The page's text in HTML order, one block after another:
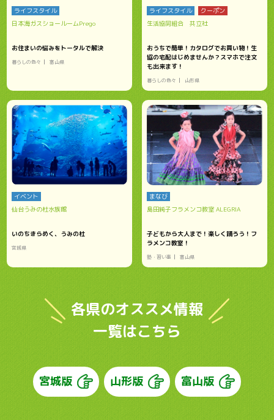
ライフスタイル
日本海ガスショールームPrego
お住まいの悩みをトータルで解決
暮らしの色々 富山県
ライフスタイル
クーポン
生活協同組合 共立社
おうちで簡単！カタログでお買い物！生
協の宅配はじめませんか？スマホで注文
も出来ます！
暮らしの色々 山形県
イベント
仙台うみの杜水族館
いのちきらめく、うみの杜
宮城県
まなび
島田純子フラメンコ教室 ALEGRIA
子どもから大人まで！楽しく踊ろう！フ
ラメンコ教室！
塾・習い事 富山県
各県のオススメ情報
一覧はこちら
宮城版 山形版 富山版